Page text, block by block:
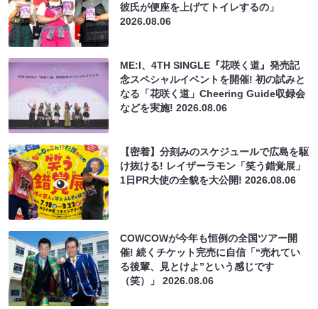
彼氏が便座を上げてトイレするの」
2026.08.06
ME:I、4TH SINGLE『花咲く道』発売記
念スペシャルイベントを開催! 初の試みと
なる「花咲く道」Cheering Guide収録会
などを実施!2026.08.06
【密着】分刻みのスケジュールで広島を駆
け抜ける! レイザーラモン「笑う錯覚展」
1日PR大使の全貌を大公開!2026.08.06
COWCOWが今年も恒例の全国ツアー開
催! 続くチケット完売に自信「“売れてい
る後輩、見とけよ”という感じです
（笑）」2026.08.06